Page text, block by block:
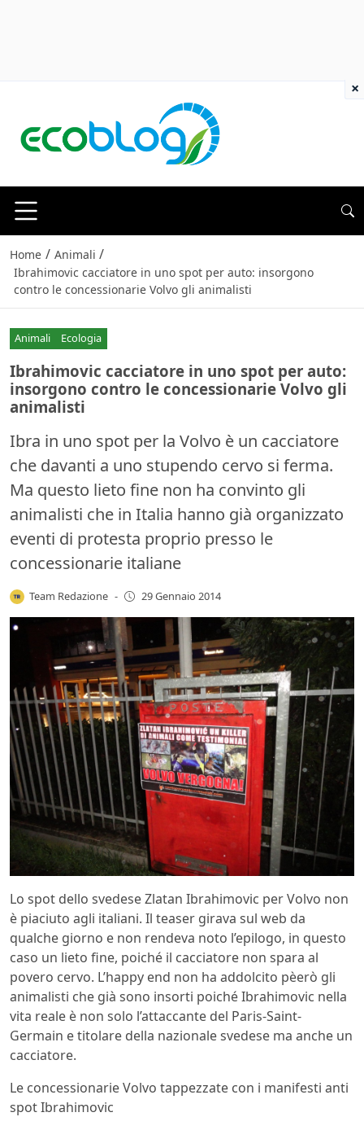
Home / Animali /
Ibrahimovic cacciatore in uno spot per auto: insorgono
contro le concessionarie Volvo gli animalisti
Animali Ecologia
Ibrahimovic cacciatore in uno spot per auto:
insorgono contro le concessionarie Volvo gli
animalisti
Ibra in uno spot per la Volvo è un cacciatore
che davanti a uno stupendo cervo si ferma.
Ma questo lieto fine non ha convinto gli
animalisti che in Italia hanno già organizzato
eventi di protesta proprio presso le
concessionarie italiane
Team Redazione - 29 Gennaio 2014
Lo spot dello svedese Zlatan Ibrahimovic per Volvo non
è piaciuto agli italiani. Il teaser girava sul web da
qualche giorno e non rendeva noto l’epilogo, in questo
caso un lieto fine, poiché il cacciatore non spara al
povero cervo. L’happy end non ha addolcito pèerò gli
animalisti che già sono insorti poiché Ibrahimovic nella
vita reale è non solo l’attaccante del Paris-Saint-
Germain e titolare della nazionale svedese ma anche un
cacciatore.
Le concessionarie Volvo tappezzate con i manifesti anti
spot Ibrahimovic
×